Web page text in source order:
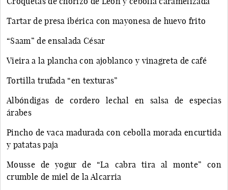
Tartar de presa ibérica con mayonesa de huevo frito
“Saam” de ensalada César
Vieira a la plancha con ajoblanco y vinagreta de café
Tortilla trufada “en texturas”
Albóndigas de cordero lechal en salsa de especias
árabes
Pincho de vaca madurada con cebolla morada encurtida
y patatas paja
Mousse de yogur de “La cabra tira al monte” con
crumble de miel de la Alcarria